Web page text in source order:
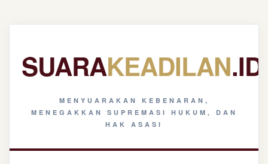
SUARAKEADILAN.ID
MENYUARAKAN KEBENARAN,
MENEGAKKAN SUPREMASI HUKUM, DAN
HAK ASASI